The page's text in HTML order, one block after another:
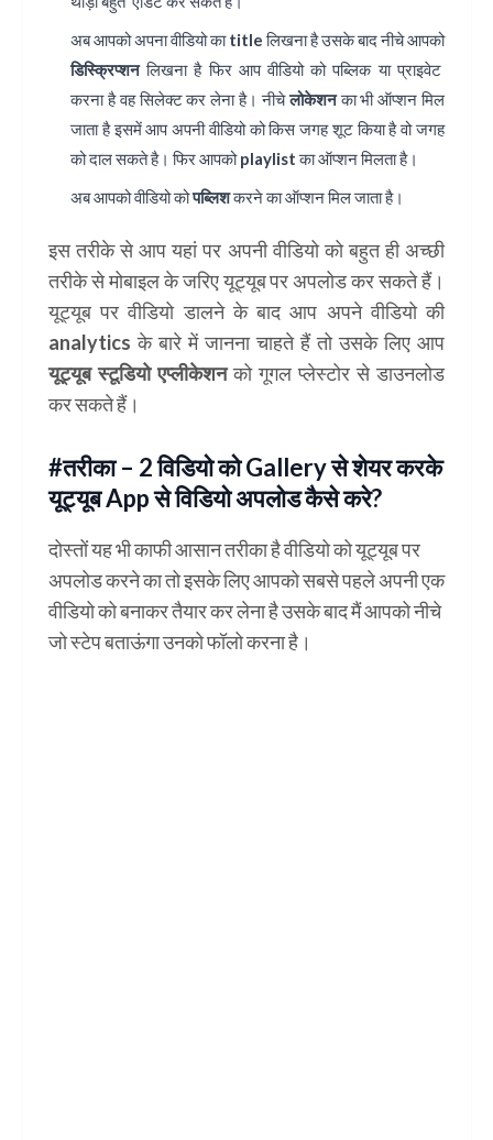
अब आपको अपना वीडियो काtitleलिखना है उसके बाद नीचे आपको
डिस्क्रिप्शनलिखना है फिर आप वीडियो को पब्लिक या प्राइवेट
करना है वह सिलेक्ट कर लेना है। नीचेलोकेशनका भी ऑप्शन मिल
जाता है इसमें आप अपनी वीडियो को किस जगह शूट किया है वो जगह
को दाल सकते है। फिर आपकोplaylistका ऑप्शन मिलता है।
अब आपको वीडियो कोपब्लिशकरने का ऑप्शन मिल जाता है।
इस तरीके से आप यहां पर अपनी वीडियो को बहुत ही अच्छी
तरीके से मोबाइल के जरिए यूट्यूब पर अपलोड कर सकते हैं।
यूट्यूब पर वीडियो डालने के बाद आप अपने वीडियो की
analytics के बारे में जानना चाहते हैं तो उसके लिए आप
यूट्यूब स्टूडियो एप्लीकेशनको गूगल प्लेस्टोर से डाउनलोड
कर सकते हैं।
#तरीका – 2 विडियो को Gallery से शेयर करके
यूट्यूब App से विडियो अपलोड कैसे करे?
दोस्तों यह भी काफी आसान तरीका है वीडियो को यूट्यूब पर
अपलोड करने का तो इसके लिए आपको सबसे पहले अपनी एक
वीडियो को बनाकर तैयार कर लेना है उसके बाद मैं आपको नीचे
जो स्टेप बताऊंगा उनको फॉलो करना है।